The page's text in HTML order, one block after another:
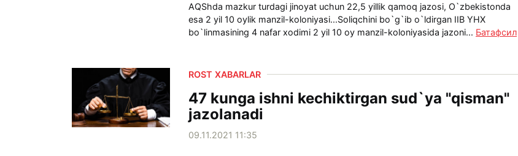
AQShda mazkur turdagi jinoyat uchun 22,5 yillik qamoq jazosi, O`zbekistonda
esa 2 yil 10 oylik manzil-koloniyasi...Soliqchini bo`g`ib o`ldirgan IIB YHX
bo`linmasining 4 nafar xodimi 2 yil 10 oy manzil-koloniyasida jazoni... Батафсил
ROST XABARLAR
47 kunga ishni kechiktirgan sud`ya "qisman"
jazolanadi
09.11.2021 11:35